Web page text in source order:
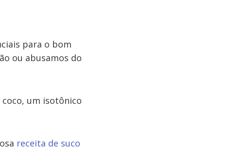
para o bom
ou abusamos do
um isotônico
receita de suco